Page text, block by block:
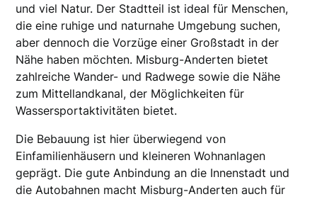
und viel Natur. Der Stadtteil ist ideal für Menschen,
die eine ruhige und naturnahe Umgebung suchen,
aber dennoch die Vorzüge einer Großstadt in der
Nähe haben möchten. Misburg-Anderten bietet
zahlreiche Wander- und Radwege sowie die Nähe
zum Mittellandkanal, der Möglichkeiten für
Wassersportaktivitäten bietet.
Die Bebauung ist hier überwiegend von
Einfamilienhäusern und kleineren Wohnanlagen
geprägt. Die gute Anbindung an die Innenstadt und
die Autobahnen macht Misburg-Anderten auch für